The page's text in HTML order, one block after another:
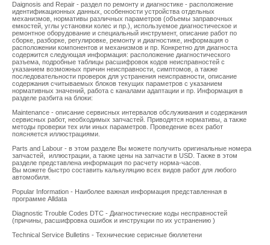
Daignosis and Repair - раздел по ремонту и диагностике - расположение
идентификационных данных, особенности устройства отдельных
механизмов, нормативы различных параметров (объемы заправочных
емкостей, углы установки колес и пр.), используемое диагностическое и
ремонтное оборудование и специальный инструмент, описание работ по
сборке, разборке, регулировке, ремонту и диагностике, информация о
расположении компонентов и механизмов и пр. Конкретно для диагноста
содержится следующая информация: расположение диагностического
разъема, подробные таблицы расшифровок кодов неисправностей с
указанием возможных причин неисправности, симптомов, а также
последовательности проверок для устранения неисправности, описание
содержания считываемых блоков текущих параметров с указанием
нормативных значений, работа с каналами адаптации и пр. Информация в
разделе разбита на блоки:
Maintenance - описание сервисных интервалов обслуживания и содержания
сервисных работ, необходимых запчастей. Приводятся нормативы, а также
методы проверки тех или иных параметров. Проведение всех работ
поясняется иллюстрациями.
Parts and Labour - в этом разделе Вы можете получить оригинальные номера
запчастей, иллюстрации, а также цены на запчасти в USD. Также в этом
разделе представлена информация по расчету норма-часов.
Вы можете быстро составить калькуляцию всех видов работ для любого
автомобиля.
Popular Information - Наиболее важная информация представленная в
программе Alldata
Diagnostic Trouble Codes DTC - Диагностические коды несправностей
(причины, расшифровка ошибок и инструкции по их устранению )
Technical Service Bulletins - Технические серисные бюллетени